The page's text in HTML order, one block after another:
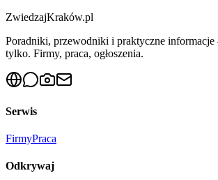
ZwiedzajKraków.pl
Poradniki, przewodniki i praktyczne
tylko. Firmy, praca, ogłoszenia.
Serwis
FirmyPraca
Odkrywaj